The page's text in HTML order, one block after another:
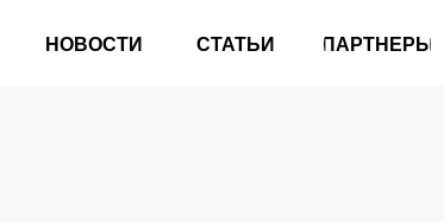
НОВОСТИ СТАТЬИ ПАРТНЕРЫ